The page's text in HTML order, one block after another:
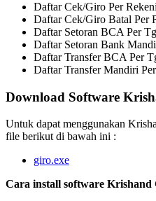
Daftar Cek/Giro Per
Daftar Cek/Giro Batal Per
Daftar Setoran BCA Per
Daftar Setoran Bank
Daftar Transfer BCA Per
Daftar Transfer Mandiri
Download Software
Untuk dapat menggunakan
file berikut di bawah ini :
giro.exe
Cara install software Krishand